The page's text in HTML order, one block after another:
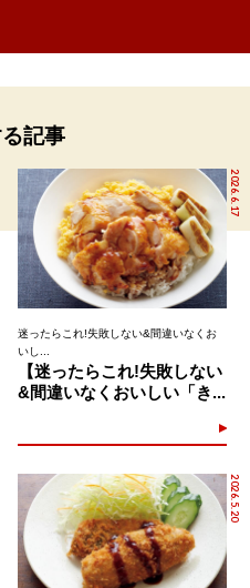
記事
2026.6.17
迷ったらこれ!失敗しない&間違いなくお
いし...
【迷ったらこれ!失敗しない
&間違いなくおいしい「き...
2026.5.20